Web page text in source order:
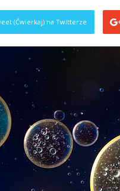
(Ćwierkaj) na Twitterze